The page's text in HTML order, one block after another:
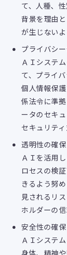
て、人種、
背景を理由
が生じない
プライバシ
ＡＩシステ
て、プライ
個人情報保
係法令に準
ータのセキ
セキュリティ
透明性の確
ＡＩを活用
ロセスの検
きるよう努
見されるリ
ホルダーの
安全性の確保
ＡＩシステ
身体、精神